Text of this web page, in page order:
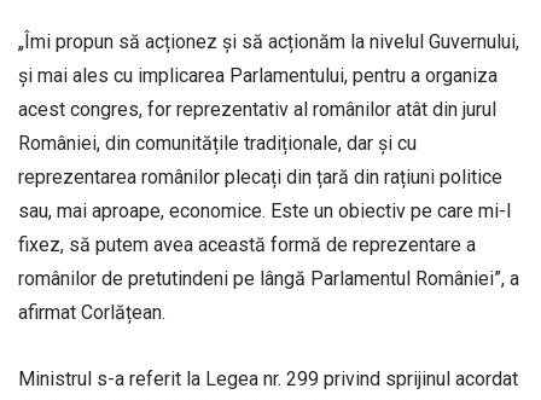
„Îmi propun să acționez și să acționăm la nivelul Guvernului,
și mai ales cu implicarea Parlamentului, pentru a organiza
acest congres, for reprezentativ al românilor atât din jurul
României, din comunitățile tradiționale, dar și cu
reprezentarea românilor plecați din țară din rațiuni politice
sau, mai aproape, economice. Este un obiectiv pe care mi-l
fixez, să putem avea această formă de reprezentare a
românilor de pretutindeni pe lângă Parlamentul României”, a
afirmat Corlățean.
Ministrul s-a referit la Legea nr. 299 privind sprijinul acordat